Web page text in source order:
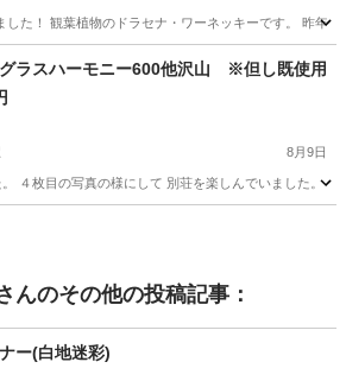
た！ 観葉植物のドラセナ・ワーネッキーです。 昨年
谷駅
グラスハーモニー600他沢山 ※但し既使用
8月9日
４枚目の写真の様にして 別荘を楽しんでいました。
んのその他の投稿記事：
ー(白地迷彩)